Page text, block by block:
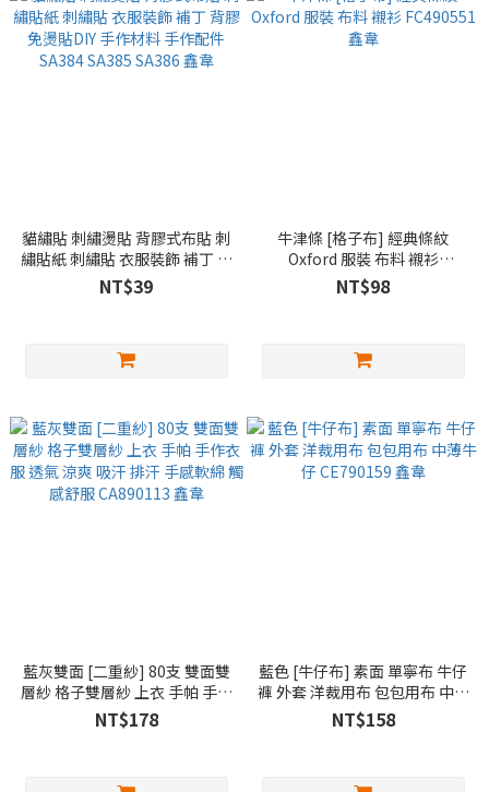
貓繡貼 刺繡燙貼 背膠式布貼 刺
繡貼紙 刺繡貼 衣服裝飾 補丁 背
膠免燙貼DIY 手作材料 手作配
件 SA384 SA385 SA386 鑫韋
NT$39
牛津條 [格子布] 經典條紋
Oxford 服裝 布料 襯衫
FC490551 鑫韋
NT$98
藍灰雙面 [二重紗] 80支 雙面雙
層紗 格子雙層紗 上衣 手帕 手作
衣服 透氣 涼爽 吸汗 排汗 手感
軟綿 觸感舒服 CA890113 鑫韋
NT$178
藍色 [牛仔布] 素面 單寧布 牛仔
褲 外套 洋裁用布 包包用布 中薄
牛仔 CE790159 鑫韋
NT$158